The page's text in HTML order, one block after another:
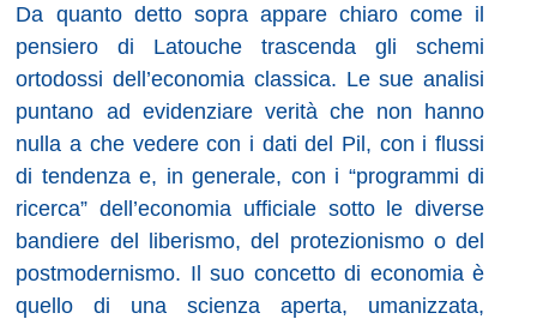
Da quanto detto sopra appare chiaro come il
pensiero di Latouche trascenda gli schemi
ortodossi dell’economia classica. Le sue analisi
puntano ad evidenziare verità che non hanno
nulla a che vedere con i dati del Pil, con i flussi
di tendenza e, in generale, con i “programmi di
ricerca” dell’economia ufficiale sotto le diverse
bandiere del liberismo, del protezionismo o del
postmodernismo. Il suo concetto di economia è
quello di una scienza aperta, umanizzata,